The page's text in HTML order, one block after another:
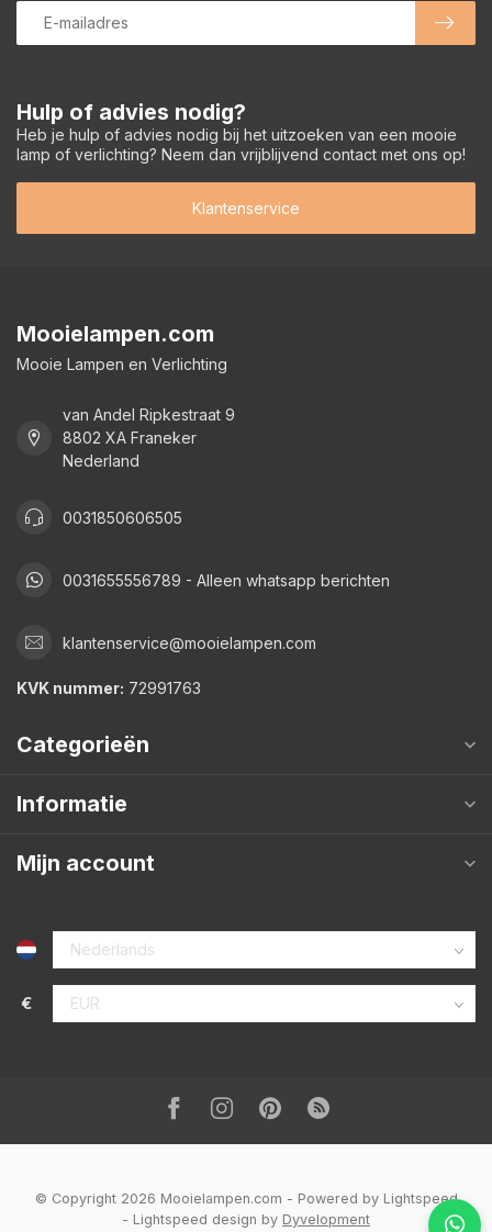
Hulp of advies nodig?
Heb je hulp of advies nodig bij het uitzoeken van een mooie
lamp of verlichting? Neem dan vrijblijvend contact met ons op!
Klantenservice
Mooielampen.com
Mooie Lampen en Verlichting
van Andel Ripkestraat 9
8802 XA Franeker
Nederland
0031850606505
0031655556789 - Alleen whatsapp berichten
klantenservice@mooielampen.com
KVK nummer: 72991763
Categorieën
Informatie
Mijn account
€
© Copyright 2026 Mooielampen.com - Powered by Lightspeed
- Lightspeed design by Dyvelopment